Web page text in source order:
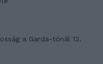
a Garda-tónál 12.